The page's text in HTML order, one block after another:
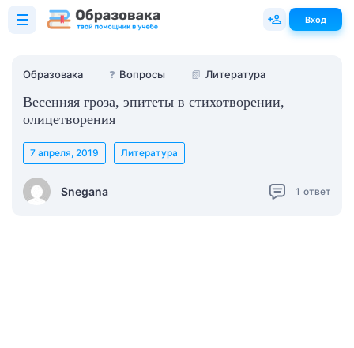
Образовака ❓ Вопросы 📗 Литература
Весенняя гроза, эпитеты в стихотворении,
олицетворения
Snegana
7 апреля, 2019 Литература
1 ответ
Вход